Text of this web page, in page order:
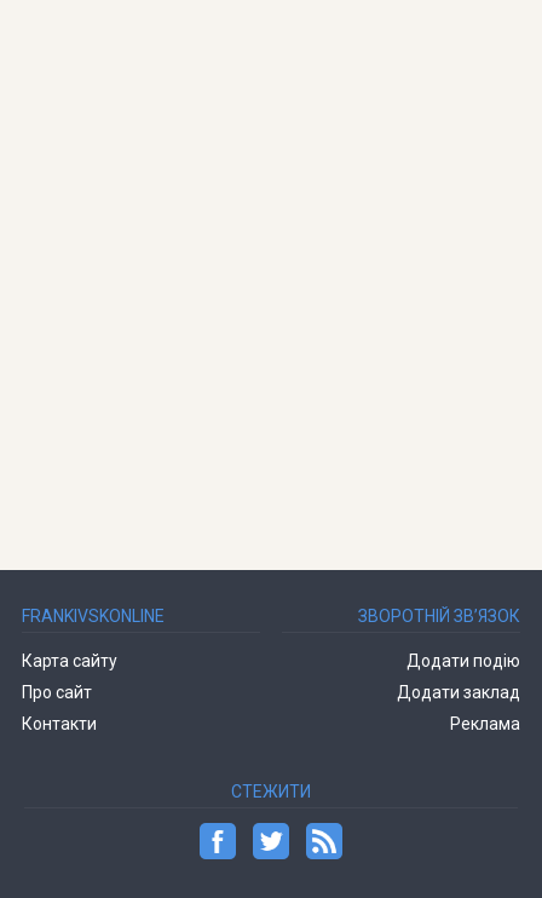
FRANKIVSKONLINE
Карта сайту
Про сайт
Контакти
ЗВОРОТНІЙ ЗВ’ЯЗОК
Додати подію
Додати заклад
Реклама
СТЕЖИТИ